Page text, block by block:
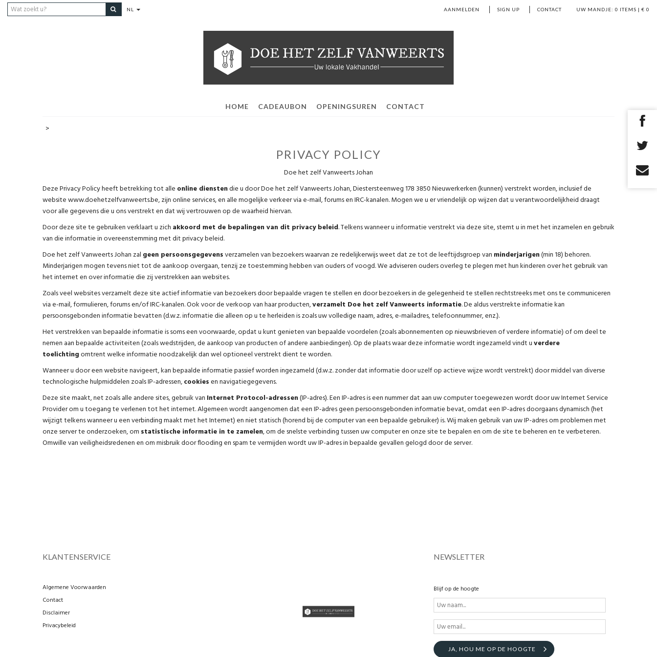
NL UW MANDJE: 0 ITEMS | € 0
AANMELDEN SIGN UP CONTACT
HOME CADEAUBON OPENINGSUREN CONTACT
>
PRIVACY POLICY
Doe het zelf Vanweerts Johan
Deze Privacy Policy heeft betrekking tot alle online dienstendie u door Doe het zelf Vanweerts Johan, Diestersteenweg 178 3850 Nieuwerkerken (kunnen) verstrekt worden, inclusief de
website www.doehetzelfvanweerts.be, zijn online services, en alle mogelijke verkeer via e-mail, forums en IRC-kanalen. Mogen we u er vriendelijk op wijzen dat u verantwoordelijkheid draagt
voor alle gegevens die u ons verstrekt en dat wij vertrouwen op de waarheid hiervan.
Door deze site te gebruiken verklaart u zich akkoord met de bepalingen van dit privacy beleid. Telkens wanneer u informatie verstrekt via deze site, stemt u in met het inzamelen en gebruik
van die informatie in overeenstemming met dit privacy beleid.
Doe het zelf Vanweerts Johan zal geen persoonsgegevensverzamelen van bezoekers waarvan ze redelijkerwijs weet dat ze tot de leeftijdsgroep van minderjarigen(min 18) behoren.
Minderjarigen mogen tevens niet tot de aankoop overgaan, tenzij ze toestemming hebben van ouders of voogd. We adviseren ouders overleg te plegen met hun kinderen over het gebruik van
het internet en over informatie die zij verstrekken aan websites.
Zoals veel websites verzamelt deze site actief informatie van bezoekers door bepaalde vragen te stellen en door bezoekers in de gelegenheid te stellen rechtstreeks met ons te communiceren
via e-mail, formulieren, forums en/of IRC-kanalen. Ook voor de verkoop van haar producten,verzamelt Doe het zelf Vanweerts informatie. De aldus verstrekte informatie kan
persoonsgebonden informatie bevatten (d.w.z. informatie die alleen op u te herleiden is zoals uw volledige naam, adres, e-mailadres, telefoonnummer, enz.).
Het verstrekken van bepaalde informatie is soms een voorwaarde, opdat u kunt genieten van bepaalde voordelen (zoals abonnementen op nieuwsbrieven of verdere informatie) of om deel te
nemen aan bepaalde activiteiten (zoals wedstrijden, de aankoop van producten of andere aanbiedingen). Op de plaats waar deze informatie wordt ingezameld vindt uverdere
toelichtingomtrent welke informatie noodzakelijk dan wel optioneel verstrekt dient te worden.
Wanneer u door een website navigeert, kan bepaalde informatie passief worden ingezameld (d.w.z. zonder dat informatie door uzelf op actieve wijze wordt verstrekt) door middel van diverse
technologische hulpmiddelen zoals IP-adressen,cookiesen navigatiegegevens.
Deze site maakt, net zoals alle andere sites, gebruik van Internet Protocol-adressen(IP-adres). Een IP-adres is een nummer dat aan uw computer toegewezen wordt door uw Internet Service
Provider om u toegang te verlenen tot het internet. Algemeen wordt aangenomen dat een IP-adres geen persoonsgebonden informatie bevat, omdat een IP-adres doorgaans dynamisch (het
wijzigt telkens wanneer u een verbinding maakt met het Internet) en niet statisch (horend bij de computer van een bepaalde gebruiker) is. Wij maken gebruik van uw IP-adres om problemen met
onze server te onderzoeken, om statistische informatie in te zamelen, om de snelste verbinding tussen uw computer en onze site te bepalen en om de site te beheren en te verbeteren.
Omwille van veiligheidsredenen en om misbruik door flooding en spam te vermijden wordt uw IP-adres in bepaalde gevallen gelogd door de server.
KLANTENSERVICE
Algemene Voorwaarden
Contact
Disclaimer
Privacybeleid
NEWSLETTER
Blijf op de hoogte
JA, HOU ME OP DE HOOGTE